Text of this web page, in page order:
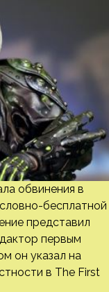
обвинения в
бесплатной
представил
первым
он указал на
в The First